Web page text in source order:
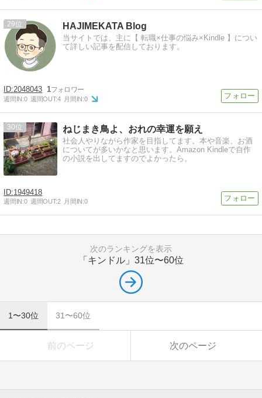
29 HAJIMEKATA Blog
当サイトでは、主に【 転職×仕事の悩み×Kindle 】につい
て詳しい記事を配信しております。
2048043 1
週間IN:0 週間OUT:4 月間IN:0
30 ねじまき鳥よ、おれの幸運を願え
社会人やりながら作家を目指してます。本や音楽、お酒
についてが多いかなと思います。Amazon Kindleで自作
の小説を出してますのでよかったら。
1949418
週間IN:0 週間OUT:2 月間IN:0
次のランキングを表示
「キンドル」 31位〜60位
1〜30位 31〜60位
前のページ 次のページ